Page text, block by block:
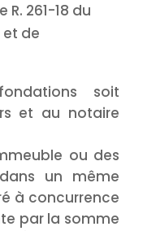
261-18 du
de
soit
et au notaire
ou des
un même
à concurrence
par la somme